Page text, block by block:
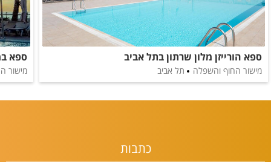
ספא הורייזן מלון שרתון בתל אביב
מישור החוף והשפלה תל אביב מישור
כתבות